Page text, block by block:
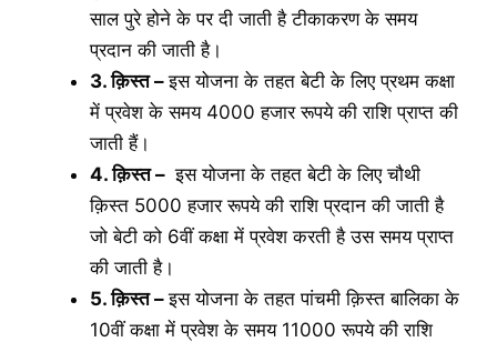
साल पुरे होने के पर दी जाती है टीकाकरण के समय
प्रदान की जाती है।
3. क़िस्त –इस योजना के तहत बेटी के लिए प्रथम कक्षा
में प्रवेश के समय 4000 हजार रूपये की राशि प्राप्त की
जाती हैं।
4. क़िस्त – इस योजना के तहत बेटी के लिए चौथी
क़िस्त 5000 हजार रूपये की राशि प्रदान की जाती है
जो बेटी को 6वीं कक्षा में प्रवेश करती है उस समय प्राप्त
की जाती है।
5. क़िस्त –इस योजना के तहत पांचमी क़िस्त बालिका के
10वीं कक्षा में प्रवेश के समय 11000 रूपये की राशि